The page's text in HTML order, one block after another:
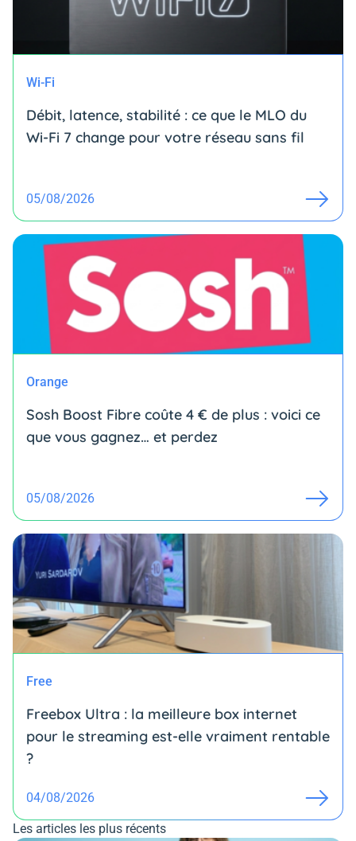
Wi-Fi
Débit, latence, stabilité : ce que le MLO du
Wi-Fi 7 change pour votre réseau sans fil
05/08/2026
Orange
Sosh Boost Fibre coûte 4 € de plus : voici ce
que vous gagnez… et perdez
05/08/2026
Free
Freebox Ultra : la meilleure box internet
pour le streaming est-elle vraiment rentable
?
04/08/2026
Les articles les plus récents